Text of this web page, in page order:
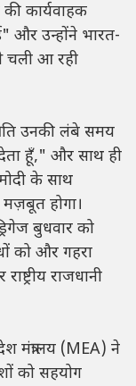
कार्यवाहक
और उन्होंने भारत-
चली आ रही
उनकी लंबे समय
हूँ," और साथ ही
मोदी के साथ
होगा।
बुधवार को
को और गहरा
राजधानी
मंत्रालय (MEA) ने
को सहयोग